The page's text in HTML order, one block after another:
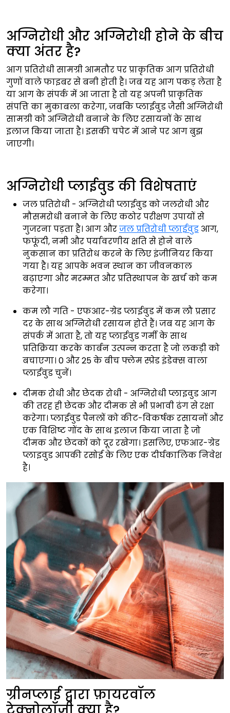
अग्निरोधी और अग्निरोधी होने के बीच
क्या अंतर है?
आग प्रतिरोधी सामग्री आमतौर पर प्राकृतिक आग प्रतिरोधी
गुणों वाले फाइबर से बनी होती है। जब यह आग पकड़ लेता है
या आग के संपर्क में आ जाता है तो यह अपनी प्राकृतिक
संपत्ति का मुकाबला करेगा, जबकि प्लाईवुड जैसी अग्निरोधी
सामग्री को अग्निरोधी बनाने के लिए रसायनों के साथ
इलाज किया जाता है। इसकी चपेट में आने पर आग बुझ
जाएगी।
अग्निरोधी प्लाईवुड की विशेषताएं
जल प्रतिरोधी - अग्निरोधी प्लाईवुड को जलरोधी और
मौसमरोधी बनाने के लिए कठोर परीक्षण उपायों से
गुजरना पड़ता है। आग औरजल प्रतिरोधी प्लाईवुड आग,
फफूंदी, नमी और पर्यावरणीय क्षति से होने वाले
नुकसान का प्रतिरोध करने के लिए इंजीनियर किया
गया है। यह आपके भवन स्थान का जीवनकाल
बढ़ाएगा और मरम्मत और प्रतिस्थापन के खर्च को कम
करेगा।
कम लौ गति - एफआर-ग्रेड प्लाईवुड में कम लौ प्रसार
दर के साथ अग्निरोधी रसायन होते हैं। जब यह आग के
संपर्क में आता है, तो यह प्लाईवुड गर्मी के साथ
प्रतिक्रिया करके कार्बन उत्पन्न करता है जो लकड़ी को
बचाएगा। 0 और 25 के बीच फ्लेम स्प्रेड इंडेक्स वाला
प्लाईवुड चुनें।
दीमक रोधी और छेदक रोधी - अग्निरोधी प्लाइवुड आग
की तरह ही छेदक और दीमक से भी प्रभावी ढंग से रक्षा
करेगा। प्लाईवुड पैनलों को कीट-विकर्षक रसायनों और
एक विशिष्ट गोंद के साथ इलाज किया जाता है जो
दीमक और छेदकों को दूर रखेगा। इसलिए, एफआर-ग्रेड
प्लाइवुड आपकी रसोई के लिए एक दीर्घकालिक निवेश
है।
ग्रीनप्लाई द्वारा फ़ायरवॉल